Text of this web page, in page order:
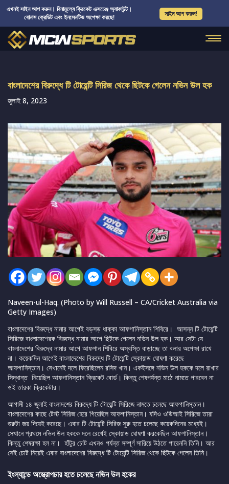
এখনই সাইন আপ করুন। বিনামূল্যে ক্রিকেট এক্সচেঞ্জ অ্যাকাউন্ট।
বোনাস ক্রেডিট এবং ইনসেনটিভ অপেক্ষা করছে!
সাইন আপ করুন!
বাংলাদেশের বিরুদ্ধে টি টোয়েন্টি সিরিজ থেকে ছিটকে গেলেন নভিন উল হক
জুলাই 8, 2023
Naveen-ul-Haq. (Photo by Will Russell – CA/Cricket Australia via
Getty Images)
বাংলাদেশের বিরুদ্ধে নামার আগেই বড়সড় ধাক্কা আফগানিস্তান শিবিরে। আসন্ন টি টোয়েন্টি
সিরিজে বাংলাদেশেরক বিরুদ্ধে নামার আগে ছিটকে গেলেন নভিন উল হক। আর সেটা যে
বাংলাদেশের বিরুদ্ধে নামার আগে আফগান শিবিরে অস্বস্তি বাড়াচ্ছে তা বলার অপেক্ষা রাখে
না। কয়েকদিন আগেই বাংলাদেশের বিরুদ্ধে টি টোয়েন্টি স্কোয়াড ঘোষণা করেছে
আফগানিস্তান। সেখানেই দলে ফিরেছিলেন রসিদ খান। একইসঙ্গে নভিন উল হককে দলে রাখার
সিদ্ধান্ত নিয়েছিল আফগানিস্তান ক্রিকেট বোর্ড। কিন্তু শেষপর্যন্ত মাঠে নামতে পারবেন না
ওই তারকা ক্রিকেটার।
আগামী ১৪ জুলাই বাংলাদশের বিরুদ্ধে টি টোয়েন্টি সিরিজে নামতে চলেছে আফগানিস্তান।
বাংলাদেশের কাছে টেস্ট সিরিজ হেরে গিয়েছিল আফগানিস্তান। যদিও ওডিআই সিরিজে তারা
শুরুটা জয় দিয়েই করেছে। এবার টি টোয়েন্টি সিরিজ সুরু হতে চলেছে কয়েকদিনের মধ্যেই।
সেখানে প্রথমে নভিন উল হককে দলে রেখেই স্কোয়াড ঘোষণা করকেছিল আফগানিস্তান।
কিন্তু শেষরক্ষা হল না। হাঁটুর চোট এখনও পর্যন্ত সম্পূর্ণ সারিয়ে উঠতে পারেননি তিনি। আর
সেই চোট নিয়েই এবার বাংলাদেশের বিরুদ্ধে টি টোয়েন্টি সিরিজ থেকে ছিটকে গেলেন তিনি।
ইংল্যান্ডে অস্ত্রোপচার হতে চলেছে নভিন উল হকের